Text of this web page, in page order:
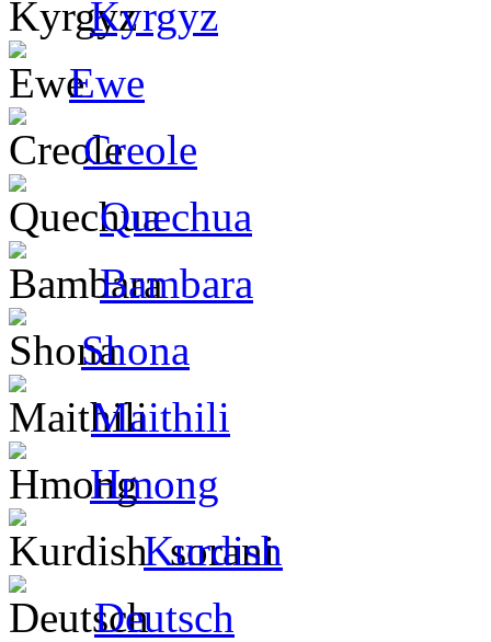
Kyrgyz
Ewe
Creole
Quechua
Bambara
Shona
Maithili
Hmong
Kurdish
Deutsch